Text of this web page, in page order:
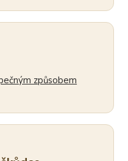
způsobem